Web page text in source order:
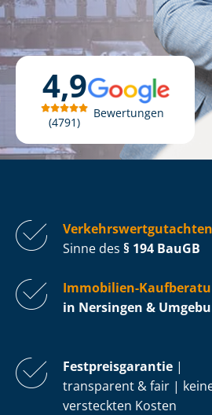
4,9
4791
Bewertungen
Ver­kehrs­wert­gut­ach­ten
Sinne des § 194 BauGB
Immobilien-
in Nersingen &
Fest­preis­ga­ran­tie |
transparent & fair |
versteckten Kosten